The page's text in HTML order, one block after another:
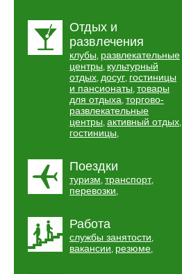
Отдых и
развлечения
клубы, развлекательные
центры, культурный
отдых, досуг, гостиницы
и пансионаты, товары
для отдыха, торгово-
развлекательные
центры, активный отдых,
гостиницы,
Поездки
туризм, транспорт,
перевозки,
Работа
службы занятости,
вакансии, резюме,